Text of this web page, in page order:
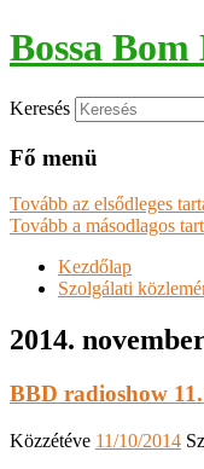
Bossa Bom
Keresés
Fő menü
Tovább az elsődleges
Tovább a másodlagos
Kezdőlap
Szolgálati
2014.
BBD radioshow
Közzétéve 11/10/2014